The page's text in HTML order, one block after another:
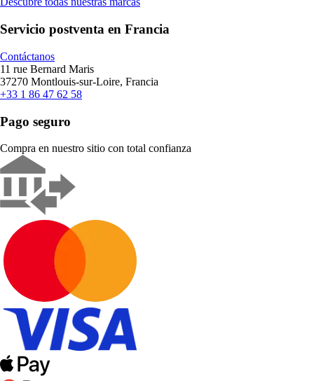
Servicio postventa en Francia
Contáctanos
11 rue Bernard Maris
37270 Montlouis-sur-Loire, Francia
+33 1 86 47 62 58
Pago seguro
Compra en nuestro sitio con total confianza